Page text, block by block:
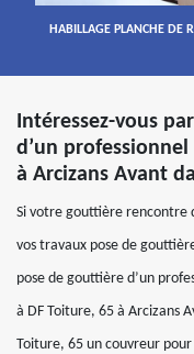
HABILLAGE PLANCHE DE
Intéressez-vous
d’un professionnel
à Arcizans Avant
Si votre gouttière rencontre
vos travaux pose de
pose de gouttière d’un
à DF Toiture, 65 à Arcizans
Toiture, 65 un couvreur